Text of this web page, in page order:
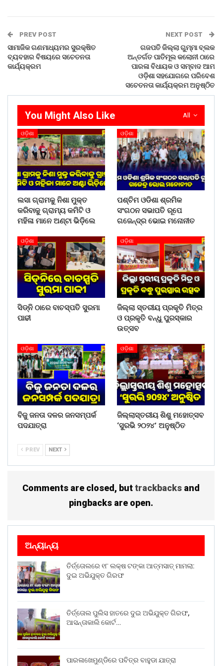
PREV POST
ସାମାଜିକ ଗଣମାଧ୍ୟମର ସୁରକ୍ଷିତ
ବ୍ୟବହାର ବିଷୟରେ ସଚେତନତା
କାର୍ଯ୍ୟକ୍ରମ
NEXT POST
ଗଜପତି ଜିଲ୍ଲା ଗୁମ୍ମା ବ୍ଲକ
ଅନ୍ତର୍ଗତ ପାତିମୂଲ କଲୋନୀ ଠାରେ
ପାରଳା ବିଧାୟକ ଓ ସମ୍ବାଦ ଆମ
ଓଡ଼ିଶା ସହଯୋଗରେ ପରିବେଶ
ସଚେତନତା କାର୍ଯ୍ୟକ୍ରମ ଅନୁଷ୍ଠିତ
All
You Might Also Like
ଓଡ଼ିଶା
ଲସା ଗ୍ରାମକୁ ନିଶା ମୁକ୍ତ
କରିବାକୁ ଗ୍ରାମ୍ୟ କମିଟି ଓ
ମହିଳା ମାନେ ଅଣ୍ଟା ଭିଡ଼ିଲେ
ଓଡ଼ିଶା
ପଶ୍ଚିମ ଓଡିଶା ଶ୍ରମିକ
ସଂଗଠନ ସଭାପତି ରୂପେ
ଗଜେନ୍ଦ୍ର ଭୋଇ ମନୋନୀତ
ଓଡ଼ିଶା
ସିଡ୍‌ନି ଠାରେ ବାଚସ୍ପତି ସୁରମା
ପାଢୀ
ଓଡ଼ିଶା
ଜିଲ୍ଲା ସ୍ତରୀୟ ପ୍ରକୃତି ମିତ୍ର
ଓ ପ୍ରକୃତି ବନ୍ଧୁ ପୁରସ୍କାର
ଉତ୍ସବ
ଓଡ଼ିଶା
ବିଜୁ ଜନତା ଦଳର ଜନସମ୍ପର୍କ
ପଦଯାତ୍ରା
ଓଡ଼ିଶା
ଜିଲ୍ଲାସ୍ତରୀୟ ଶିଶୁ ମହୋତ୍ସବ
‘ସୁରଭି ୨୦୨୪’ ଅନୁଷ୍ଠିତ
PREV NEXT
Comments are closed, buttrackbacks and
pingbacks are open.
ଅନ୍ୟାନ୍ୟ
ତିର୍ତ୍ତୋଲରେ ୧୮ ଲକ୍ଷ ଟଙ୍କା ଆତ୍ମସାତ୍ ମାମଲା:
ଦୁଇ ଅଭିଯୁକ୍ତ ଗିରଫ
ତିର୍ତ୍ତୋଲ ପୁଲିସ ହାତରେ ଦୁଇ ଅଭିଯୁକ୍ତ ଗିରଫ,
ଆସନ୍ତାକାଲି କୋର୍ଟ…
ପାରଳାଖେମୁଣ୍ଡିରେ ପବିତ୍ର ବାହୁଡା ଯାତ୍ରା